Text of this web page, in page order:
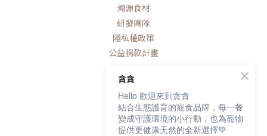
溯源食材
研發團隊
隱私權政策
公益捐款計畫
顧客服務
貪貪
Hello 歡迎來到貪貪
結合生態護育的寵食品牌，每一餐
變成守護環境的小行動，也為寵物
提供更健康天然的全新選擇💚